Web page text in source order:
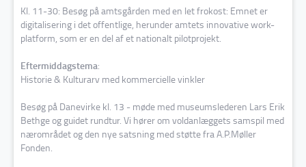
Kl. 11-30: Besøg på amtsgården med en let frokost: Emnet er
digitalisering i det offentlige, herunder amtets innovative work-
platform, som er en del af et nationalt pilotprojekt.
Eftermiddagstema:
Historie & Kulturarv med kommercielle vinkler
Besøg på Danevirke kl. 13 - møde med museumslederen Lars Erik
Bethge og guidet rundtur. Vi hører om voldanlæggets samspil med
nærområdet og den nye satsning med støtte fra A.P.Møller
Fonden.